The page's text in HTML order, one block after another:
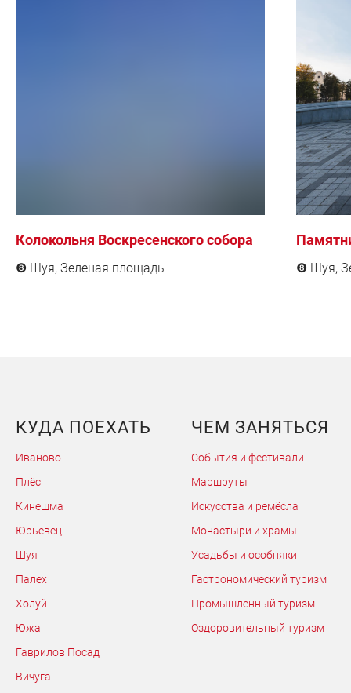
Колокольня Воскресенского собора
❽ Шуя, Зеленая площадь ❽ Шуя,
КУДА ПОЕХАТЬ
Иваново
Плёс
Кинешма
Юрьевец
Шуя
Палех
Холуй
Южа
Гаврилов Посад
Вичуга
ЧЕМ ЗАНЯТЬСЯ
События и фестивали
Маршруты
Искусства и ремёсла
Монастыри и храмы
Усадьбы и особняки
Гастрономический туризм
Промышленный туризм
Оздоровительный туризм